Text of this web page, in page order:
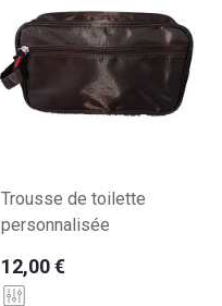
Trousse de toilette
personnalisée
12,00 €